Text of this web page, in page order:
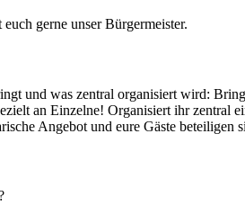
gerne unser Bürgermeister.
und was zentral organisiert wird:
an Einzelne! Organisiert ihr zentral
Angebot und eure Gäste beteiligen